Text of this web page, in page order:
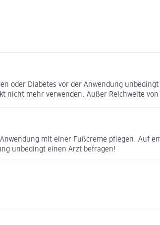
oder Diabetes vor der Anwendung
nicht mehr verwenden. Außer Reichweite
mit einer Fußcreme pflegen. Auf
unbedingt einen Arzt befragen!